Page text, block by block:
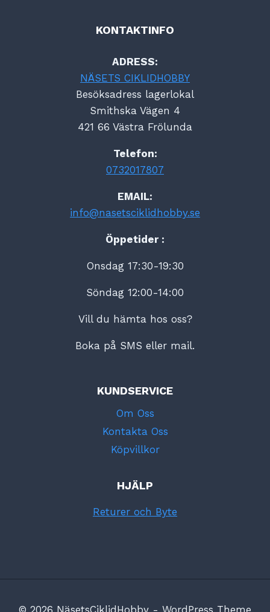
KONTAKTINFO
ADRESS:
NÄSETS CIKLIDHOBBY
Besöksadress lagerlokal
Smithska Vägen 4
421 66 Västra Frölunda
Telefon:
0732017807
EMAIL:
info@nasetsciklidhobby.se
Öppetider :
Onsdag 17:30-19:30
Söndag 12:00-14:00
Vill du hämta hos oss?
Boka på SMS eller mail.
KUNDSERVICE
Om Oss
Kontakta Oss
Köpvillkor
HJÄLP
Returer och Byte
© 2026 NäsetsCiklidHobby - WordPress Theme